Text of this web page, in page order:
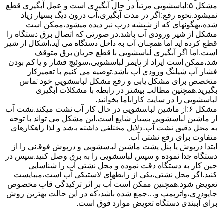
مشکل ۵:لباسشویی مرتباً در ﺣﺎل آﺑﮕﯿﺮی اﺳﺖ و ﻋﻤﻞ آﺑﮕﯿﺮی ﻗﻄﻊ
نمیشود.نحوه رﻓﻊ:اﮔﺮ در ﻣﺪت آﺑﮕﯿﺮی،آب درون دﯾﮓ ﺑﺴﯿﺎر زﯾﺎد
ﺷﺪه،بهگونهای ﮐﻪ از ﺷﯿﺸﻪ درب ﻧﯿﺰ دﯾﺪه میشود،ممکن است
مشکل از شیر ورودی آب باشد.در صورتی که اتصال برق دستگاه را
قطع کرده اید اما همچنان آب به داخل دستگاه می آید،اشکال از شیر
است.اما اگر آبگیری لباسشویی با قطع جریان برق متوقف
شد،ممکن است ایراد از تایمر لباسشویی،سوئیچ فشار و یا کم بودن
فشار آب شیلنگ ورودی آب باشد.توصیه می کنیم با تعمیرکار
متخصص برای مشکل یابی و رفع مشکل لباسشویی خود تماس
بگیرید.همچنین مطالب بیشتر در رابطه با مشکلات آبگیری
لباسشویی را در سایت کاراباما بخوانید.
مشکل ۶:از ﻣﺎﺷﯿﻦ لباسشویی در ﺣﺎل ﮐﺎر آب ﻧﺸﺖ میکند.نشت آب
از ماشین لباسشویی بسیار شایع است.این مشکل می تواند با توجه
به محل دقیق نشت آب،دلایل مختلفی داشته باشد و لذا راهکارهای
متفاوت برای رفع نشتی آب.
ابتدا درپوش یا پنل ﭘﺸﺖ ﻣﺎﺷﯿﻦ لباسشویی و درپوش ﻓﻮﻗﺎﻧﯽ را از
دستگاه ﺟﺪا ﻧﻤﻮده و ﺳﭙﺲ لباسشویی را ﺑﻪ ﺑﺮق وصل ﮐﻨﯿﺪ.سپس در
حین کار به دستگاه دقت نموده و ﻣﺤﻞ نشتی آب را ﺷﻨﺎﺳﺎﯾﯽ
کنید.اﮔﺮ ﻣﺤﻞ نشتی،ﯾﮑﯽ از رابطهای ﻻﺳﺘﯿﮑﯽ آب اﺳﺖ،میبایست
ﺗﻌﻮﯾﺾ شود.همچنین ﻣﻤﮑﻦ اﺳﺖ آب بر اثر ﺗﺮﮐﯿﺪﮔﯽ قابِ ﻣﺨﺼﻮص
ﺟﺎﭘﻮدری،واترپمپ و…جمع شده ﺑﺎﺷﺪ،ﮐﻪ در این حالت بهترین روش
برای آببندی دستگاه ﺗﻌﻮﯾﺾ ﻣﻮارد ﻓﻮق اﺳﺖ.